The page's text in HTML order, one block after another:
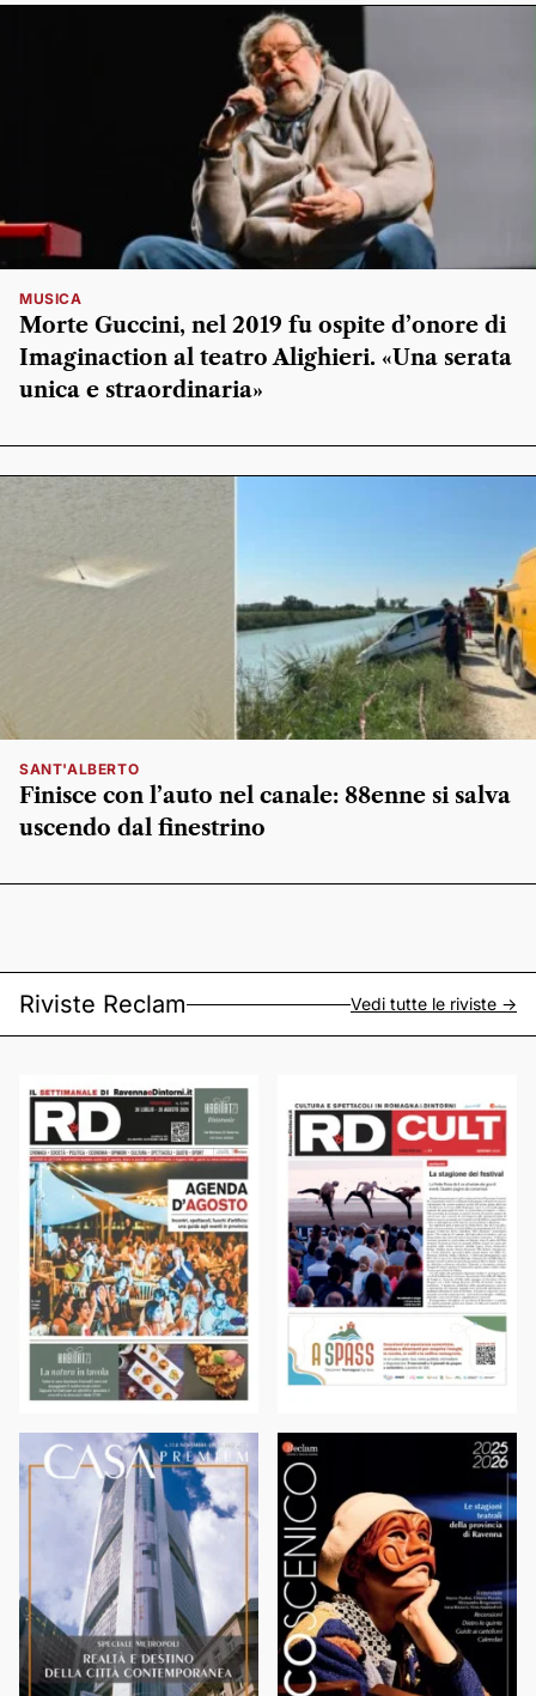
MUSICA
Morte Guccini, nel 2019 fu ospite d’onore di
Imaginaction al teatro Alighieri. «Una serata
unica e straordinaria»
SANT'ALBERTO
Finisce con l’auto nel canale: 88enne si salva
uscendo dal finestrino
Riviste Reclam Vedi tutte le riviste ->